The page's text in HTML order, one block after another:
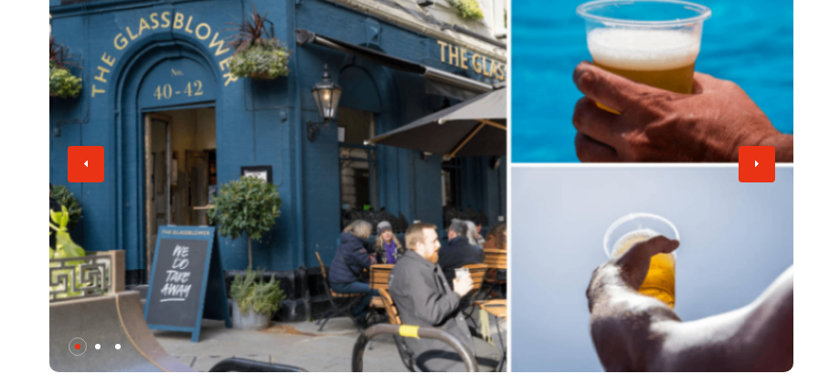
کودکان به دادگاه احضار شد
بیشتر بخوانید
دزدیده شدن اطلاعات بیماران NHS انگلستان در حمله
سایبری تایید شد
2 سال پیش